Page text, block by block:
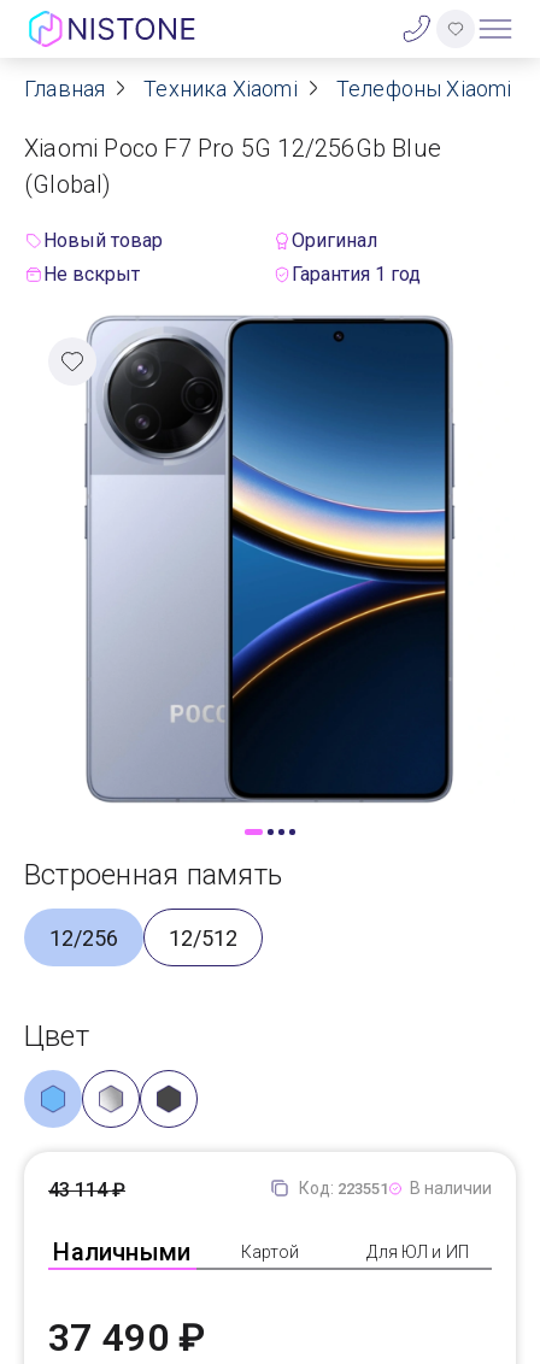
Акции
О нас
Договор оферты
Реквизиты
Контакты
Гарантия
Trade-In
Главная Техника Xiaomi Телефоны Xiaomi
Xiaomi Poco F7 Pro 5G 12/256Gb Blue
(Global)
Новый товар
Оригинал
Не вскрыт
Гарантия 1 год
Встроенная память
12/256 12/512
Цвет
Код: 223551 В наличии
Наличными Картой Для ЮЛ и ИП
43 114 ₽
37 490 ₽